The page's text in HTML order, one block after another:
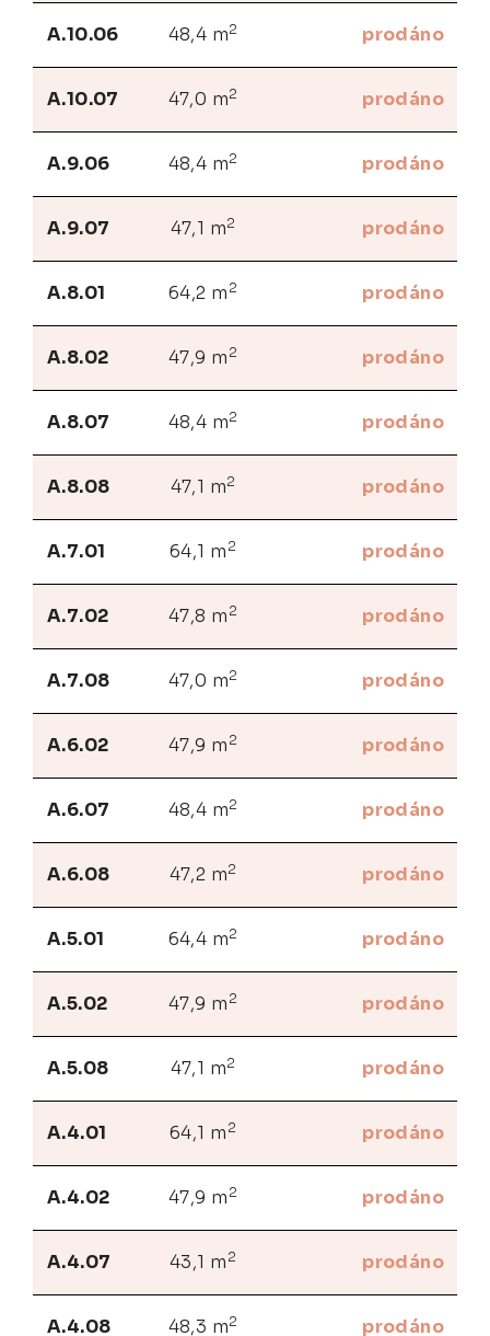
A.10.06 48,4 m2 prodáno
A.10.07 47,0 m2 prodáno
A.9.06 48,4 m2 prodáno
A.9.07 47,1 m2 prodáno
A.8.01 64,2 m 2 prodáno
A.8.02 47,9 m 2 prodáno
A.8.07 48,4 m2 prodáno
A.8.08 47,1 m2 prodáno
A.7.01 64,1 m 2 prodáno
A.7.02 47,8 m 2 prodáno
A.7.08 47,0 m2 prodáno
A.6.02 47,9 m 2 prodáno
A.6.07 48,4 m2 prodáno
A.6.08 47,2 m2 prodáno
A.5.01 64,4 m2 prodáno
A.5.02 47,9 m 2 prodáno
A.5.08 47,1 m2 prodáno
A.4.01 64,1 m 2 prodáno
A.4.02 47,9 m 2 prodáno
A.4.07 43,1 m 2 prodáno
A.4.08 48,3 m2 prodáno